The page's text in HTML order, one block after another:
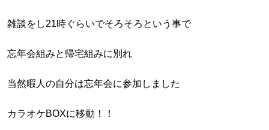
雑談をし21時ぐらいでそろそろという事で
忘年会組みと帰宅組みに別れ
当然暇人の自分は忘年会に参加しました
カラオケBOXに移動！！